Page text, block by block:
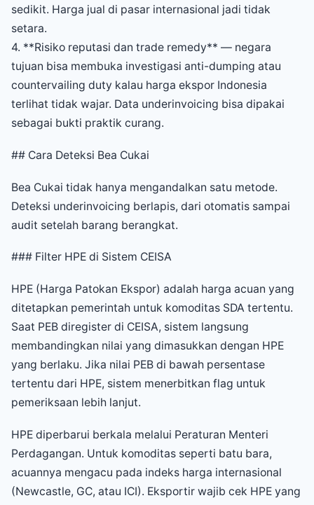
sedikit. Harga jual di pasar internasional jadi tidak
setara.
4. **Risiko reputasi dan trade remedy** — negara
tujuan bisa membuka investigasi anti-dumping atau
countervailing duty kalau harga ekspor Indonesia
terlihat tidak wajar. Data underinvoicing bisa dipakai
sebagai bukti praktik curang.
## Cara Deteksi Bea Cukai
Bea Cukai tidak hanya mengandalkan satu metode.
Deteksi underinvoicing berlapis, dari otomatis sampai
audit setelah barang berangkat.
### Filter HPE di Sistem CEISA
HPE (Harga Patokan Ekspor) adalah harga acuan yang
ditetapkan pemerintah untuk komoditas SDA tertentu.
Saat PEB diregister di CEISA, sistem langsung
membandingkan nilai yang dimasukkan dengan HPE
yang berlaku. Jika nilai PEB di bawah persentase
tertentu dari HPE, sistem menerbitkan flag untuk
pemeriksaan lebih lanjut.
HPE diperbarui berkala melalui Peraturan Menteri
Perdagangan. Untuk komoditas seperti batu bara,
acuannya mengacu pada indeks harga internasional
(Newcastle, GC, atau ICI). Eksportir wajib cek HPE yang